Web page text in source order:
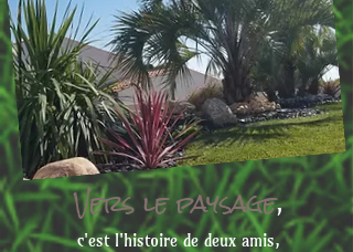
Vers le paysage,
c'est l'histoire de deux amis,